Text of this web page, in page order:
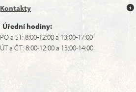
Kontakty
Úřední hodiny:
PO a ST: 8:00-12:00 a 13:00-17:00
ÚT a ČT: 8:00-12:00 a 13:00-14:00